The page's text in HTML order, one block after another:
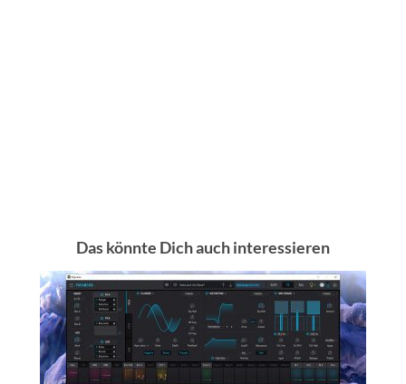
Das könnte Dich auch interessieren